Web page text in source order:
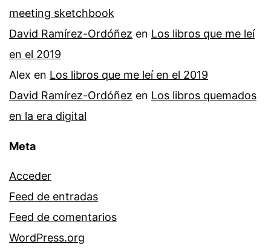
meeting sketchbook
David Ramírez-Ordóñez en Los libros que me leí
en el 2019
Alex en Los libros que me leí en el 2019
David Ramírez-Ordóñez en Los libros quemados
en la era digital
Meta
Acceder
Feed de entradas
Feed de comentarios
WordPress.org